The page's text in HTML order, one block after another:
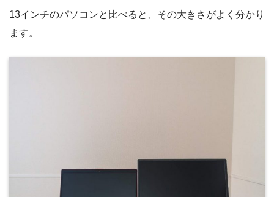
13インチのパソコンと比べると、その大きさがよく分かり
ます。